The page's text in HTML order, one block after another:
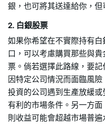
銀，也可將其送達給你，
2. 白銀股票
如果你希望在不實際持有
口，可以考慮購買那些與
票。倘若選擇此路線，要
因特定公司情況而面臨風
投資的公司遇到生產放緩
有利的市場条件。另一方面
則收益可能會超越市場普遍